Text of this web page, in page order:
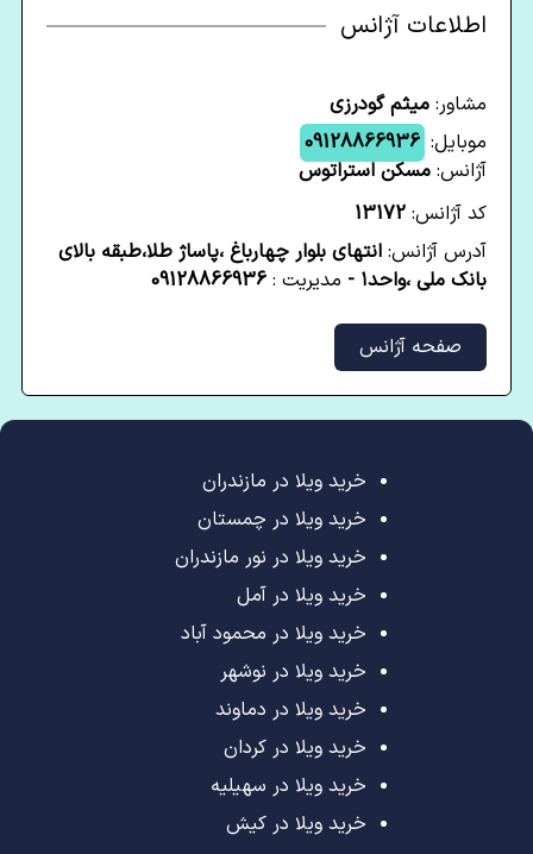
اطلاعات آژانس
مشاور: میثم گودرزی
موبایل: 09128866936
آژانس: مسکن استراتوس
کد آژانس: 13172
آدرس آژانس: انتهای بلوار چهارباغ ،پاساژ طلا،طبقه بالای
بانک ملی ،واحد۱ -
مدیریت : 09128866936
صفحه آژانس
خرید ویلا در مازندران
خرید ویلا در چمستان
خرید ویلا در نور مازندران
خرید ویلا در آمل
خرید ویلا در محمود آباد
خرید ویلا در نوشهر
خرید ویلا در دماوند
خرید ویلا در کردان
خرید ویلا در سهیلیه
خرید ویلا در کیش